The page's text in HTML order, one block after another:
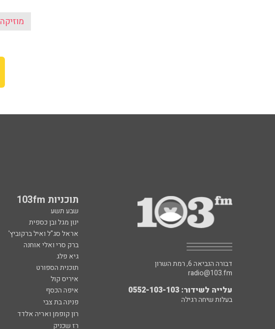
מוזיקה
תוכניות 103fm
שבע תשע
ינון מגל ובן כספית
אראל סג"ל ואיל ברקוביץ'
ברק סרי ואלי אוחנה
גיא פלג
תוכנית הספורט
איריס קול
איפה הכסף
פנינה בת צבי
רון קופמן ואריה אלדד
רז שכניק
דבורה הנביאה 6, רמת השרון
radio@103.fm
עלייה לשידור: 0552-103-103
בעלות שיחה רגילה